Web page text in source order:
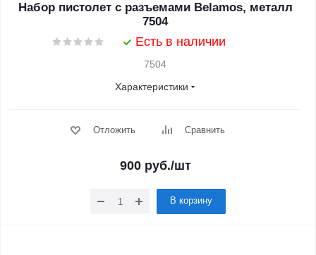
Набор пистолет с разъемами Belamos, металл
7504
Есть в наличии
7504
Характеристики
Отложить Сравнить
900 руб./шт
В корзину